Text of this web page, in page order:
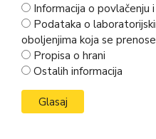
Informacija o povlačenju
Podataka o
oboljenjima koja se
Propisa o hrani
Ostalih informacija